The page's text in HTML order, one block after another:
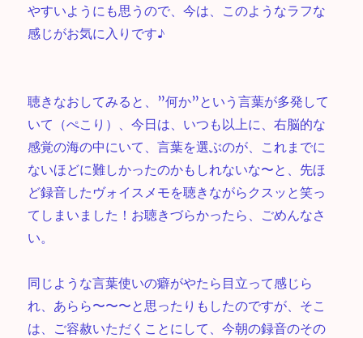
やすいようにも思うので、今は、このようなラフな
感じがお気に入りです♪
聴きなおしてみると、”何か”という言葉が多発して
いて（ぺこり）、今日は、いつも以上に、右脳的な
感覚の海の中にいて、言葉を選ぶのが、これまでに
ないほどに難しかったのかもしれないな〜と、先ほ
ど録音したヴォイスメモを聴きながらクスッと笑っ
てしまいました！お聴きづらかったら、ごめんなさ
い。
同じような言葉使いの癖がやたら目立って感じら
れ、あらら〜〜〜と思ったりもしたのですが、そこ
は、ご容赦いただくことにして、今朝の録音のその